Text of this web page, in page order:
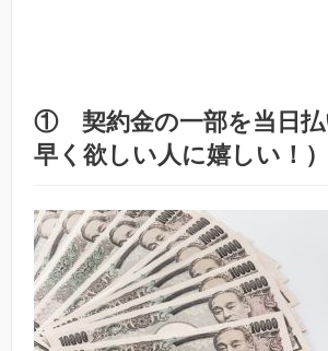
① 契約金の一部を当日払
早く欲しい人に嬉しい！）